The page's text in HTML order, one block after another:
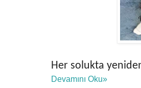
Her solukta
Devamını Oku»